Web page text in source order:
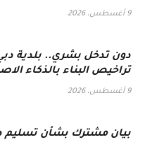
9 أغسطس، 2026
دون تدخل بشري.. بلدية
تراخيص البناء بالذكاء
9 أغسطس، 2026
بيان مشترك بشأن تسليم